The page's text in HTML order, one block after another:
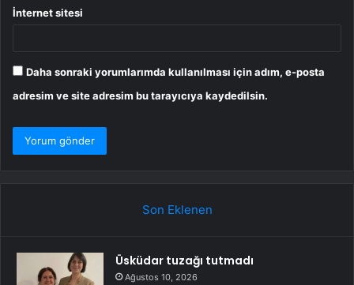
İnternet sitesi
Daha sonraki yorumlarımda kullanılması için adım, e-posta
adresim ve site adresim bu tarayıcıya kaydedilsin.
Son Eklenen
Üsküdar tuzağı tutmadı
Ağustos 10, 2026